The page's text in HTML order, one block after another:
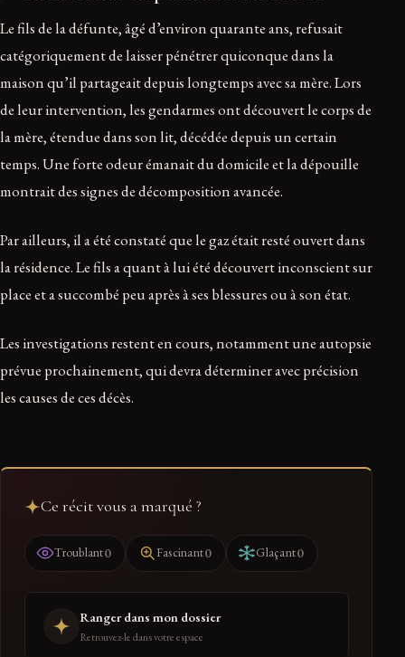
Le fils de la défunte, âgé d’environ quarante ans, refusait
catégoriquement de laisser pénétrer quiconque dans la
maison qu’il partageait depuis longtemps avec sa mère. Lors
de leur intervention, les gendarmes ont découvert le corps de
la mère, étendue dans son lit, décédée depuis un certain
temps. Une forte odeur émanait du domicile et la dépouille
montrait des signes de décomposition avancée.
Par ailleurs, il a été constaté que le gaz était resté ouvert dans
la résidence. Le fils a quant à lui été découvert inconscient sur
place et a succombé peu après à ses blessures ou à son état.
Les investigations restent en cours, notamment une autopsie
prévue prochainement, qui devra déterminer avec précision
les causes de ces décès.
Ce récit vous a marqué ?
Troublant0 Fascinant0 Glaçant0
Ranger dans mon dossier
Retrouvez-le dans votre espace